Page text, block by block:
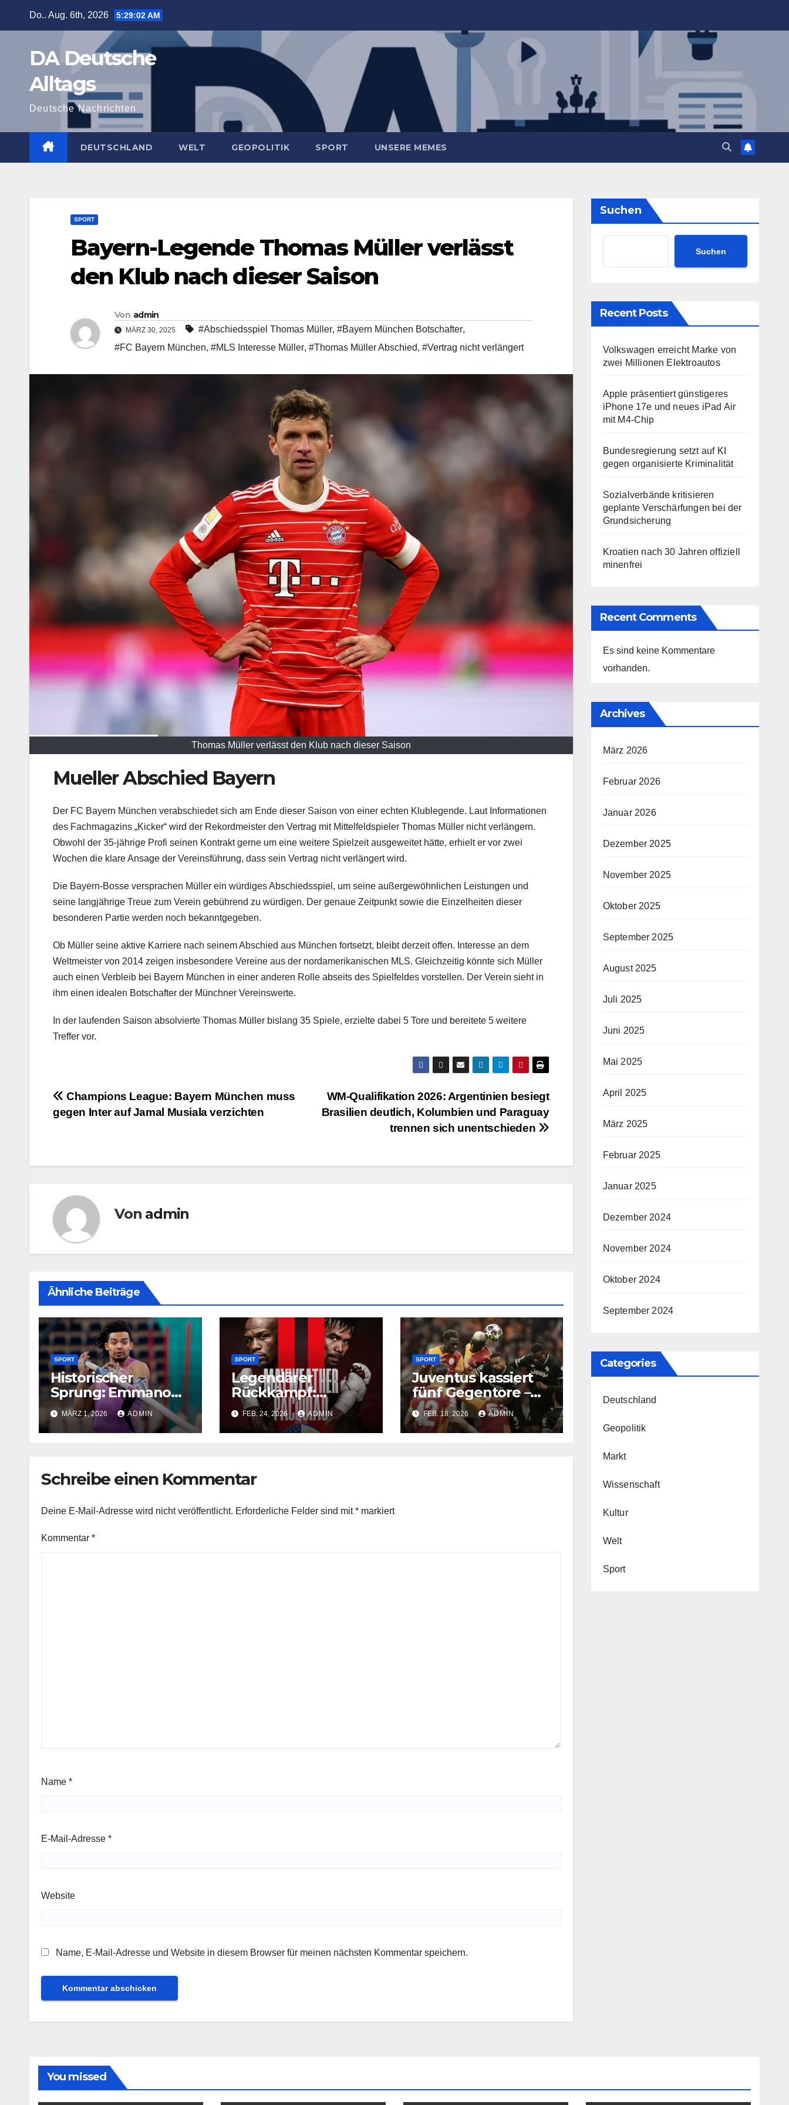
Do.. Aug. 6th, 2026 5:29:03 AM
DA Deutsche
Alltags
Deutsche Nachrichten
DEUTSCHLAND WELT GEOPOLITIK SPORT UNSERE MEMES
SPORT
Bayern-Legende Thomas Müller verlässt
den Klub nach dieser Saison
Von admin
MÄRZ 30, 2025 #Abschiedsspiel Thomas Müller, #Bayern München Botschafter,
#FC Bayern München, #MLS Interesse Müller, #Thomas Müller Abschied, #Vertrag nicht verlängert
Thomas Müller verlässt den Klub nach dieser Saison
Mueller Abschied Bayern
Der FC Bayern München verabschiedet sich am Ende dieser Saison von einer echten Klublegende. Laut Informationen
des Fachmagazins „Kicker“ wird der Rekordmeister den Vertrag mit Mittelfeldspieler Thomas Müller nicht verlängern.
Obwohl der 35-jährige Profi seinen Kontrakt gerne um eine weitere Spielzeit ausgeweitet hätte, erhielt er vor zwei
Wochen die klare Ansage der Vereinsführung, dass sein Vertrag nicht verlängert wird.
Die Bayern-Bosse versprachen Müller ein würdiges Abschiedsspiel, um seine außergewöhnlichen Leistungen und
seine langjährige Treue zum Verein gebührend zu würdigen. Der genaue Zeitpunkt sowie die Einzelheiten dieser
besonderen Partie werden noch bekanntgegeben.
Ob Müller seine aktive Karriere nach seinem Abschied aus München fortsetzt, bleibt derzeit offen. Interesse an dem
Weltmeister von 2014 zeigen insbesondere Vereine aus der nordamerikanischen MLS. Gleichzeitig könnte sich Müller
auch einen Verbleib bei Bayern München in einer anderen Rolle abseits des Spielfeldes vorstellen. Der Verein sieht in
ihm einen idealen Botschafter der Münchner Vereinswerte.
In der laufenden Saison absolvierte Thomas Müller bislang 35 Spiele, erzielte dabei 5 Tore und bereitete 5 weitere
Treffer vor.
Beitragsnavigation
WM-Qualifikation 2026: Argentinien besiegt
Brasilien deutlich, Kolumbien und Paraguay
trennen sich unentschieden
Champions League: Bayern München muss
gegen Inter auf Jamal Musiala verzichten
Von admin
Ähnliche Beiträge
SPORT
Historischer
Sprung: Emmanouil
Karalis übertrifft
Bubkas Bestmarke
MÄRZ 1, 2026 ADMIN
SPORT
Legendärer
Rückkampf:
Mayweather und
Pacquiao
vereinbaren
FEB. 24, 2026 ADMIN
SPORT
Juventus kassiert
fünf Gegentore –
Negativrekord in
der Champions
League
FEB. 18, 2026 ADMIN
Schreibe einen Kommentar
Deine E-Mail-Adresse wird nicht veröffentlicht. Erforderliche Felder sind mit* markiert
Kommentar *
Name *
E-Mail-Adresse *
Website
Name, E-Mail-Adresse und Website in diesem Browser für meinen nächsten Kommentar speichern.
Suchen
Suchen
Recent Posts
Volkswagen erreicht Marke von
zwei Millionen Elektroautos
Apple präsentiert günstigeres
iPhone 17e und neues iPad Air
mit M4-Chip
Bundesregierung setzt auf KI
gegen organisierte Kriminalität
Sozialverbände kritisieren
geplante Verschärfungen bei der
Grundsicherung
Kroatien nach 30 Jahren offiziell
minenfrei
Recent Comments
Es sind keine Kommentare
vorhanden.
Archives
März 2026
Februar 2026
Januar 2026
Dezember 2025
November 2025
Oktober 2025
September 2025
August 2025
Juli 2025
Juni 2025
Mai 2025
April 2025
März 2025
Februar 2025
Januar 2025
Dezember 2024
November 2024
Oktober 2024
September 2024
Categories
Deutschland
Geopolitik
Markt
Wissenschaft
Kultur
Welt
Sport
You missed